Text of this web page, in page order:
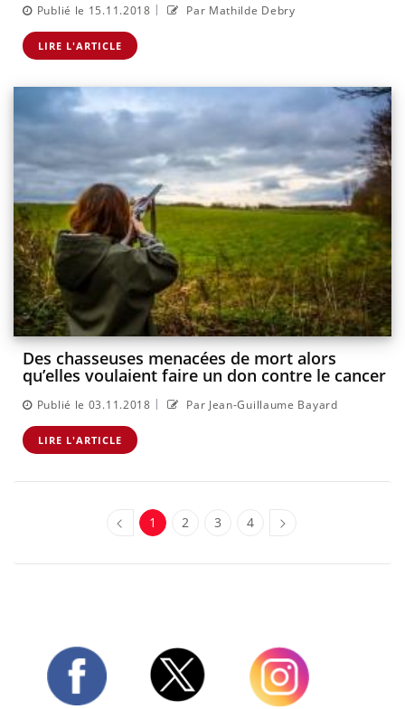
Publié le 15.11.2018 | Par Mathilde Debry
LIRE L'ARTICLE
Des chasseuses menacées de mort alors
qu’elles voulaient faire un don contre le cancer
Publié le 03.11.2018 | Par Jean-Guillaume Bayard
LIRE L'ARTICLE
1 2 3 4